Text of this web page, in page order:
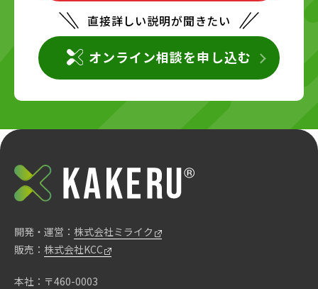
直接詳しい説明が聞きたい
オンライン相談を申し込む
開発・運営： 株式会社ミライク
販売： 株式会社KCC
本社：〒460-0003